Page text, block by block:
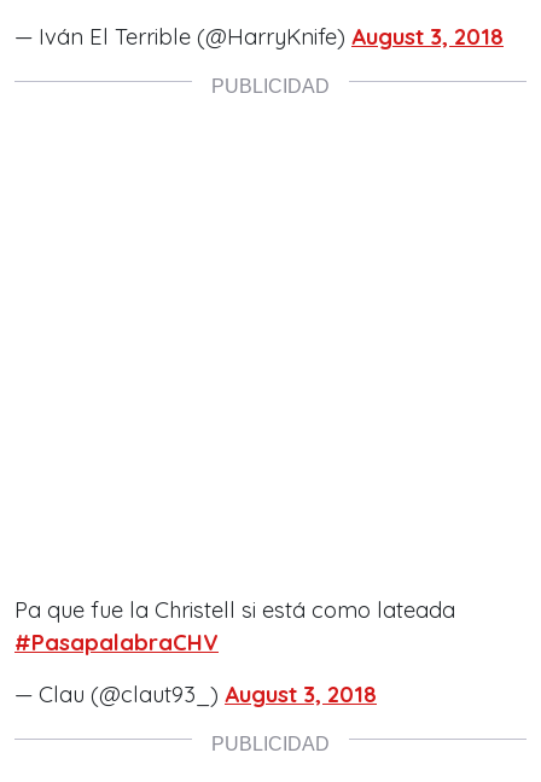
— Iván El Terrible (@HarryKnife) August 3, 2018
Pa que fue la Christell si está como lateada
#PasapalabraCHV
— Clau (@claut93_) August 3, 2018